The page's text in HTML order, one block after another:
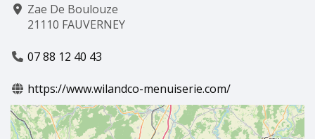
Zae De Boulouze
21110 FAUVERNEY
07 88 12 40 43
https://www.wilandco-menuiserie.com/